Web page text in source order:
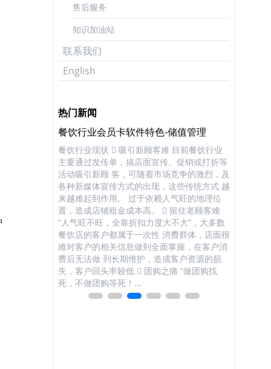
售后服务
知识加油站
联系我们
English
热门新闻
理
上百万个乘
的运送到目
空包裹的追
和托运行李都
客和托运行李
行李标签中、
餐饮行业会员卡软件特色-储值管理
餐饮行业现状  吸引新顾客难 目前餐饮行业
主要通过发传单，搞店面宣传、促销或打折等
活动吸引新顾 客，可随着市场竞争的激烈，及
各种新媒体宣传方式的出现，这些传统方式 越
来越难起到作用。 过于依赖人气旺的地理位
置，造成店铺租金成本高。  留住老顾客难
“人气旺不旺，全靠折扣力度大不大”，大多数
餐饮店的客户都属于一次性 消费群体，店面很
难对客户的相关信息做到全面掌握，在客户消
费后无法做 到长期维护，造成客户资源的损
失，客户回头率较低  团购之痛 “做团购找
死，不做团购等死！...